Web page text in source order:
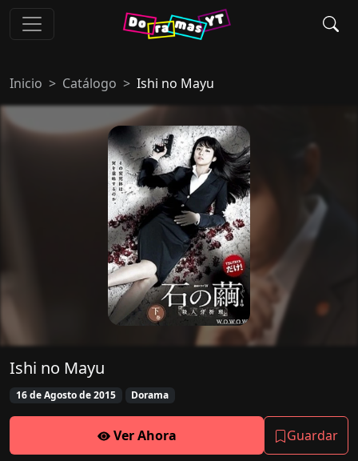
Inicio Catálogo Ishi no Mayu
Ishi no Mayu
16 de Agosto de 2015 Dorama
Ver Ahora Guardar